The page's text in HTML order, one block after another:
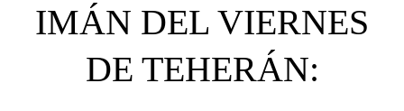
IMÁN DEL VIERNES
DE TEHERÁN: